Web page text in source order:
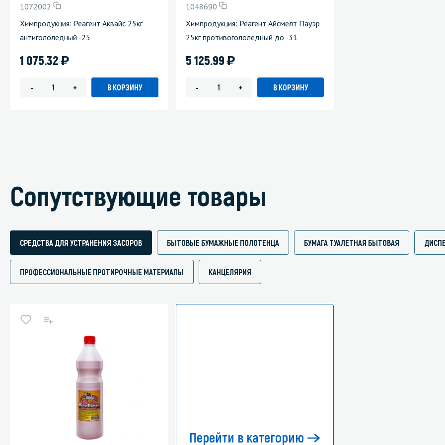
1072002
Химпродукция: Реагент Аквайс 25кг
антигололедный -25
1 075.32)
- + В КОРЗИНУ
1048690
Химпродукция: Реагент Айсмелт Пауэр
25кг противогололедный до -31
5 125.99)
- + В КОРЗИНУ
Сопутствующие товары
СРЕДСТВА ДЛЯ УСТРАНЕНИЯ ЗАСОРОВ БЫТОВЫЕ БУМАЖНЫЕ ПОЛОТЕНЦА БУМАГА ТУАЛЕТНАЯ БЫТОВАЯ
ПРОФЕССИОНАЛЬНЫЕ ПРОТИРОЧНЫЕ МАТЕРИАЛЫ КАНЦЕЛЯРИЯ
Перейти в категорию